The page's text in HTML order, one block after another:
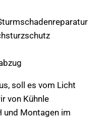
soll es vom Licht
von Kühnle
und Montagen im